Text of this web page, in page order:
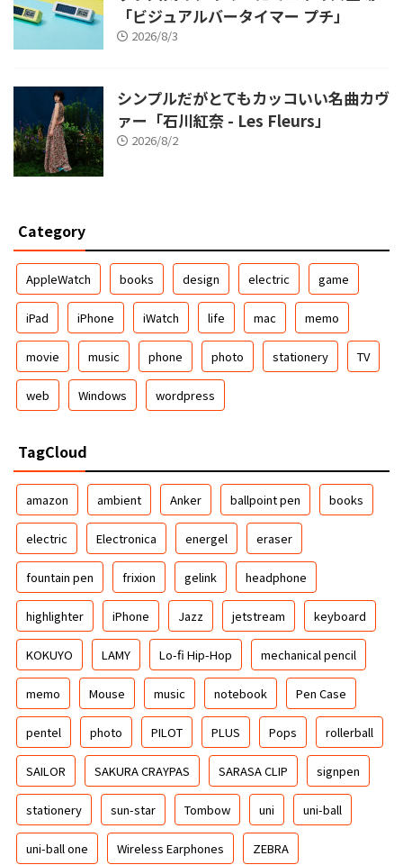
「ビジュアルバータイマー プチ」
2026/8/3
シンプルだがとてもカッコいい名曲カヴ
ァー「石川紅奈 - Les Fleurs」
2026/8/2
Category
AppleWatch books design electric game
iPad iPhone iWatch life mac memo
movie music phone photo stationery TV
web Windows wordpress
TagCloud
amazon ambient Anker ballpoint pen books
electric Electronica energel eraser
fountain pen frixion gelink headphone
highlighter iPhone Jazz jetstream keyboard
KOKUYO LAMY Lo-fi Hip-Hop mechanical pencil
memo Mouse music notebook Pen Case
pentel photo PILOT PLUS Pops rollerball
SAILOR SAKURA CRAYPAS SARASA CLIP signpen
stationery sun-star Tombow uni uni-ball
uni-ball one Wireless Earphones ZEBRA